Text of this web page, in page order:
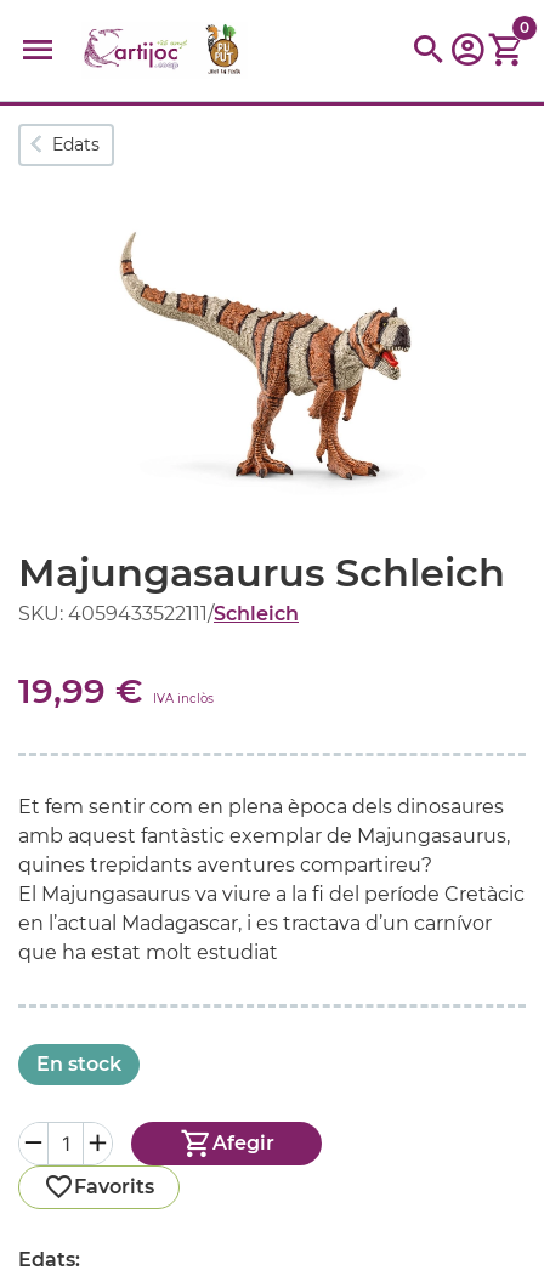
Cerques populars
parquing
0
Edats
Majungasaurus Schleich
SKU: 4059433522111/Schleich
19,99 € IVA inclòs
Et fem sentir com en plena època dels dinosaures
amb aquest fantàstic exemplar de Majungasaurus,
quines trepidants aventures compartireu?
El Majungasaurus va viure a la fi del període Cretàcic
en l’actual Madagascar, i es tractava d’un carnívor
que ha estat molt estudiat
En stock
Afegir
Favorits
Edats: